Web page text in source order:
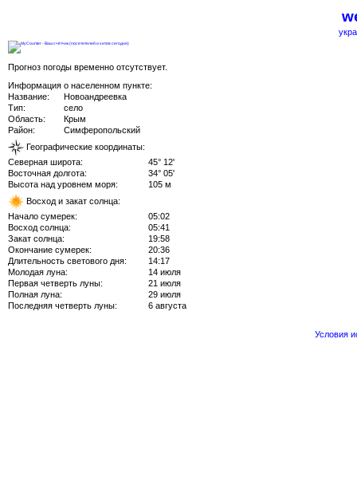
Прогноз погоды временно отсутствует.
Информация о населенном пункте:
Название:
Новоандреевка
Тип:
село
Область:
Крым
Район:
Симферопольский
Географические координаты:
Северная широта:
45° 12'
Восточная долгота:
34° 05'
Высота над уровнем моря:
105 м
Восход и закат солнца:
Начало сумерек:
05:02
Восход солнца:
05:41
Закат солнца:
19:58
Окончание сумерек:
20:36
Длительность светового дня:
14:17
Молодая луна:
14 июля
Первая четверть луны:
21 июля
Полная луна:
29 июля
Последняя четверть луны:
6 августа
Условия